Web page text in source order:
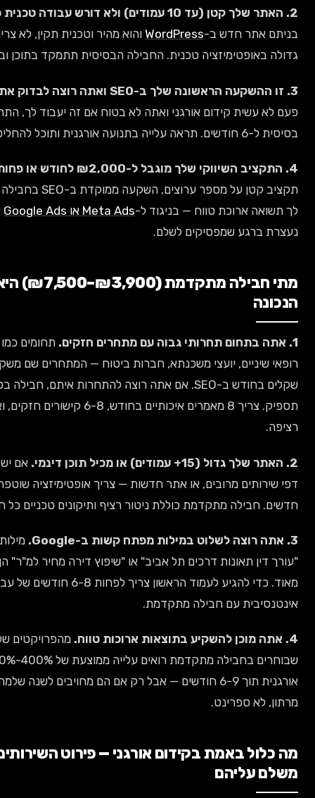
אם
חדש ב-WordPressוהוא מהיר וטכנית תקין, לא צריך השקעה
טכנית. החבילה הבסיסית תתמקד בתוכן ובקישורים.
אם אף
קידום אורגני ואתה לא בטוח אם זה יעבוד לך, התחל עם חבילה
במקום לפזר
תקציב קטן על מספר ערוצים, השקעה ממוקדת ב-SEO בחבילה בסיסית תיתן
טווח — בניגוד ל-Meta Ads או Google Ads
ששם התשואה
שמפסיקים לשלם.
מתי חבילה מתקדמת (₪3,900–₪7,500) היא הבחירה
תחומים כמו עורכי דין,
יועצי משכנתא, חברות ביטוח — המתחרים שם משקיעים אלפי
שקלים בחודש ב-SEO. אם אתה רוצה להתחרות איתם, חבילה בסיסית לא
תספיק. צריך 8 מאמרים איכותיים בחודש, 6-8 קישורים חזקים, ואופטימיזציה
אם יש לך בלוג פעיל,
מרובים, או אתר חדשות — צריך אופטימיזציה שוטפת לעמודים
מתקדמת כוללת ניטור רציף ותיקונים טכניים כל חודש.
מילות מפתח כמו
דרכים תל אביב" או "שיפוץ דירה מחיר למ"ר" הן תחרותיות
מאוד. כדי להגיע לעמוד הראשון צריך לפחות 6-8 חודשים של עבודה
עם חבילה מתקדמת.
מהפרויקטים שלי, לקוחות
שבוחרים בחבילה מתקדמת רואים עלייה ממוצעת של 400%-500% בתנועה
אורגנית תוך 6-9 חודשים — אבל רק אם הם מחויבים לשנה שלמה. SEO זה
בקידום אורגני — פירוט השירותים שאתה